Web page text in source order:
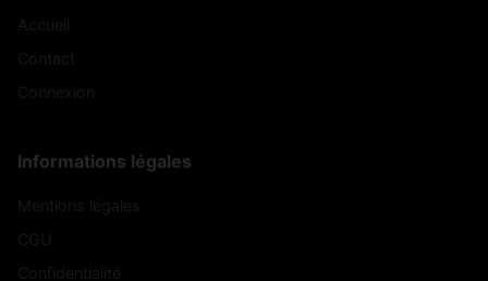
Informations légales